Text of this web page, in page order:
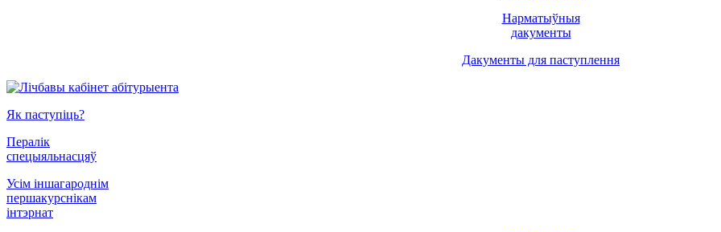
Нарматыўныя
дакументы
Дакументы для паступлення
Як паступіць?
Пералік
спецыяльнасцяў
Усім іншагароднім
першакурснікам
інтэрнат